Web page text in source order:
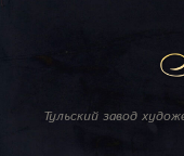
Тульский завод